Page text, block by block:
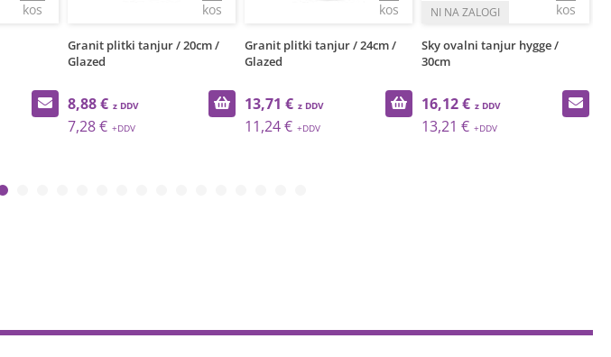
kos kos
Granit plitki tanjur / 20cm /
Glazed
8,88 €
7,28 €
kos
Granit plitki tanjur / 24cm /
Glazed
13,71 €
11,24 €
kos
Sky ovalni tanjur hygge /
30cm
16,12 €
13,21 €